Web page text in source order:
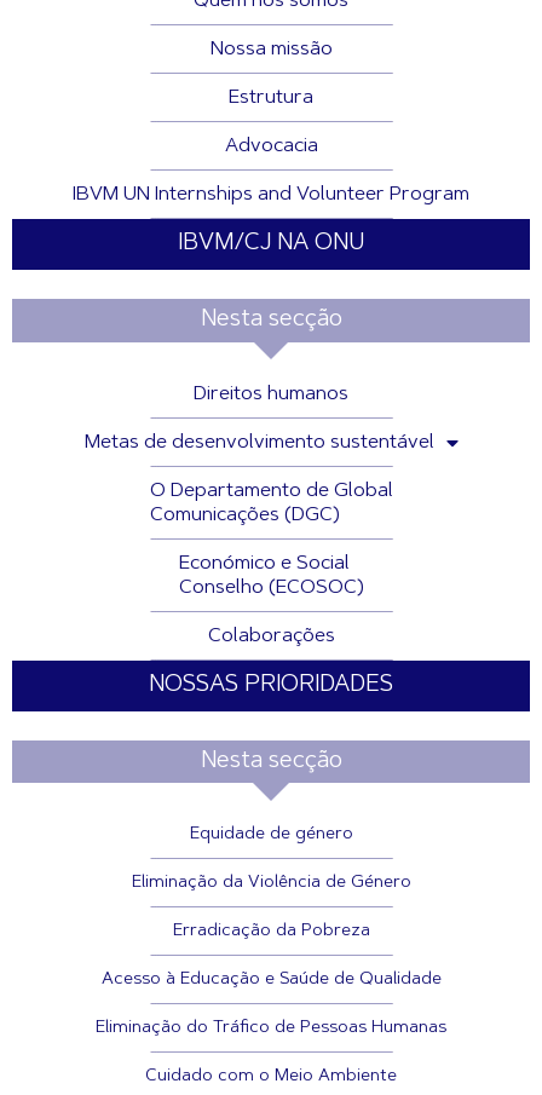
Nossa missão
Estrutura
Advocacia
IBVM UN Internships and Volunteer Program
IBVM/CJ NA ONU
Nesta secção
Direitos humanos
Metas de desenvolvimento sustentável
O Departamento de Global
Comunicações (DGC)
Económico e Social
Conselho (ECOSOC)
Colaborações
NOSSAS PRIORIDADES
Nesta secção
Equidade de género
Eliminação da Violência de Género
Erradicação da Pobreza
Acesso à Educação e Saúde de Qualidade
Eliminação do Tráfico de Pessoas Humanas
Cuidado com o Meio Ambiente